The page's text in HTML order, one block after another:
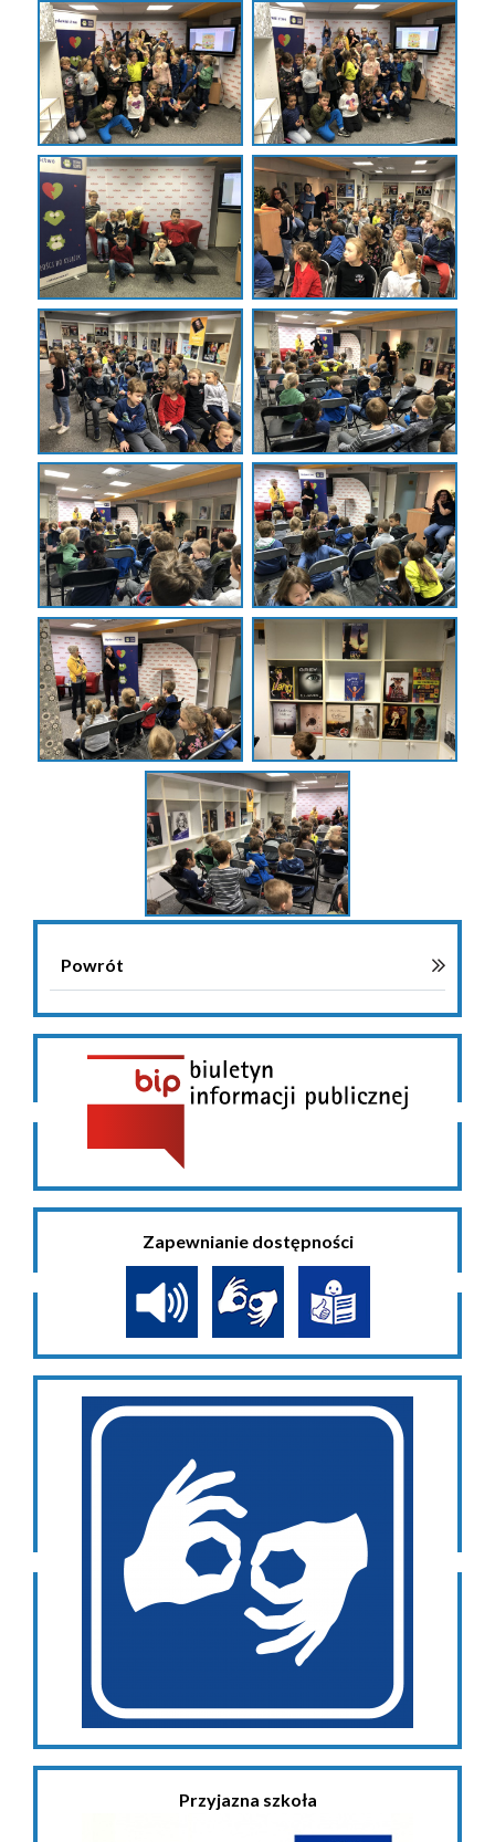
Powrót
Zapewnianie dostępności
Przyjazna szkoła